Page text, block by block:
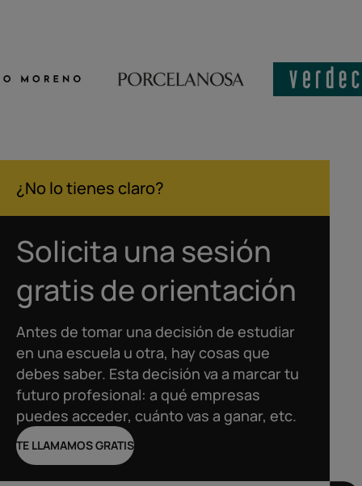
¿No lo tienes claro?
Solicita una sesión
gratis de orientación
Antes de tomar una decisión de estudiar
en una escuela u otra, hay cosas que
debes saber. Esta decisión va a marcar tu
futuro profesional: a qué empresas
puedes acceder, cuánto vas a ganar, etc.
TE LLAMAMOS GRATIS